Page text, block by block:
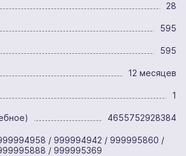
28
595
595
12 месяцев
1
4655752928384
/ 999994942 / 999995860 /
/ 999995369